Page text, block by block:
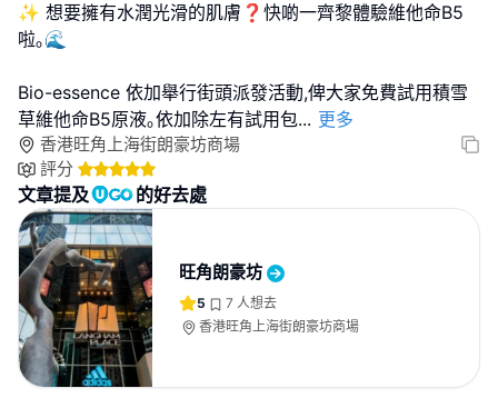
✨ 想要擁有水潤光滑的肌膚❓快啲一齊黎體驗維他命B5
啦｡🌊
Bio-essence 依加舉行街頭派發活動,俾大家免費試用積雪
草維他命B5原液｡依加除左有試用包... 更多
香港旺角上海街朗豪坊商場
評分
文章提及 的好去處
旺角朗豪坊
5 7 人想去
香港旺角上海街朗豪坊商場